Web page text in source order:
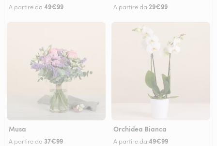
A partire da 49€99 A partire da 29€99
Musa
A partire da 37€99
Orchidea Bianca
A partire da 49€99